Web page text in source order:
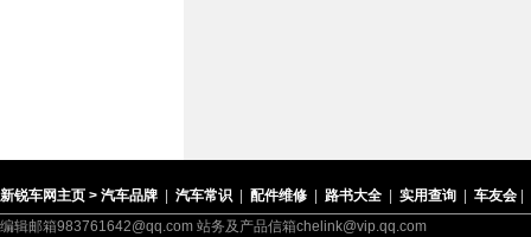
新锐车网主页 > 汽车品牌 汽车常识 配件维修 路书大全 实用查询 车友会
编辑邮箱983761642@qq.com 站务及产品信箱chelink@vip.qq.com